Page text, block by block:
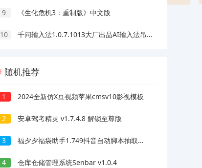
9 《生化危机3：重制版》中文版
10 千问输入法1.0.7.1013大厂出品AI输入法吊打豆包输入法
随机推荐
1 2024全新仿X豆视频苹果cmsv10影视模板
2 安卓驾考精灵 v1.7.4.8 解锁至尊版
3 福夕夕福袋助手1.749抖音自动脚本抽取福袋 抖币 手机等
4 仓库仓储管理系统Senbar v1.0.4